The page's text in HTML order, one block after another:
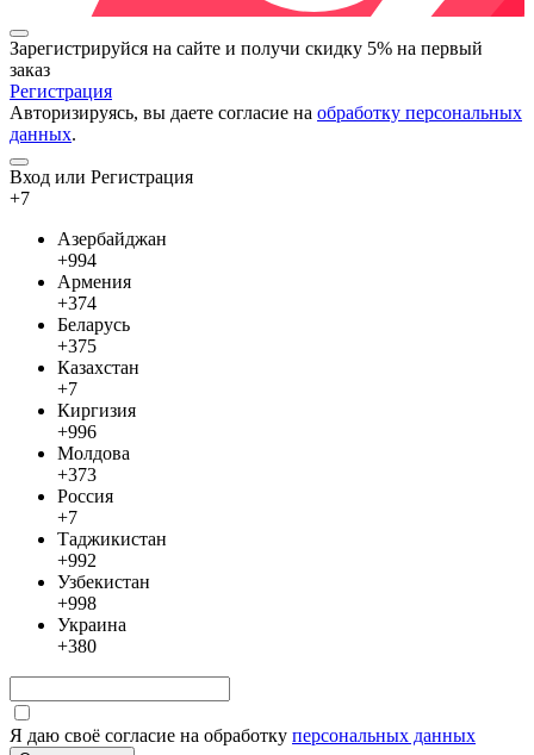
Зарегистрируйся на сайте и получи скидку 5% на первый
заказ
Регистрация
Авторизируясь, вы даете согласие на обработку персональных
данных.
Вход или Регистрация
+7
Азербайджан
+994
Армения
+374
Беларусь
+375
Казахстан
+7
Киргизия
+996
Молдова
+373
Россия
+7
Таджикистан
+992
Узбекистан
+998
Украина
+380
Я даю своё согласие на обработку персональных данных